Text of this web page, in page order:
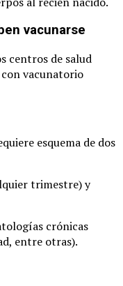
vacunarse
centros de salud
vacunatorio
esquema de dos
trimestre) y
crónicas
entre otras).